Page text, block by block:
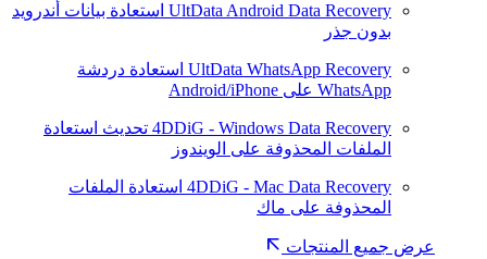
UltData Android Data Recovery استعادة بيانات أندرويد
بدون جذر
UltData WhatsApp Recovery استعادة دردشة
WhatsApp على Android/iPhone
4DDiG - Windows Data Recovery تحديث استعادة
الملفات المحذوفة على الويندوز
4DDiG - Mac Data Recovery استعادة الملفات
المحذوفة على ماك
عرض جميع المنتجات